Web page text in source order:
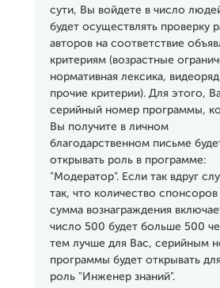
сути, Вы войдете в число
будет осуществлять проверку
авторов на соответствие
критериям (возрастные
нормативная лексика,
прочие критерии). Для этого,
серийный номер программы,
Вы получите в личном
благодарственном письме
открывать роль в программе:
"Модератор". Если так вдруг
так, что количество спонсоров
сумма вознаграждения
число 500 будет больше 500
тем лучше для Вас, серийным
программы будет открывать
роль "Инженер знаний".